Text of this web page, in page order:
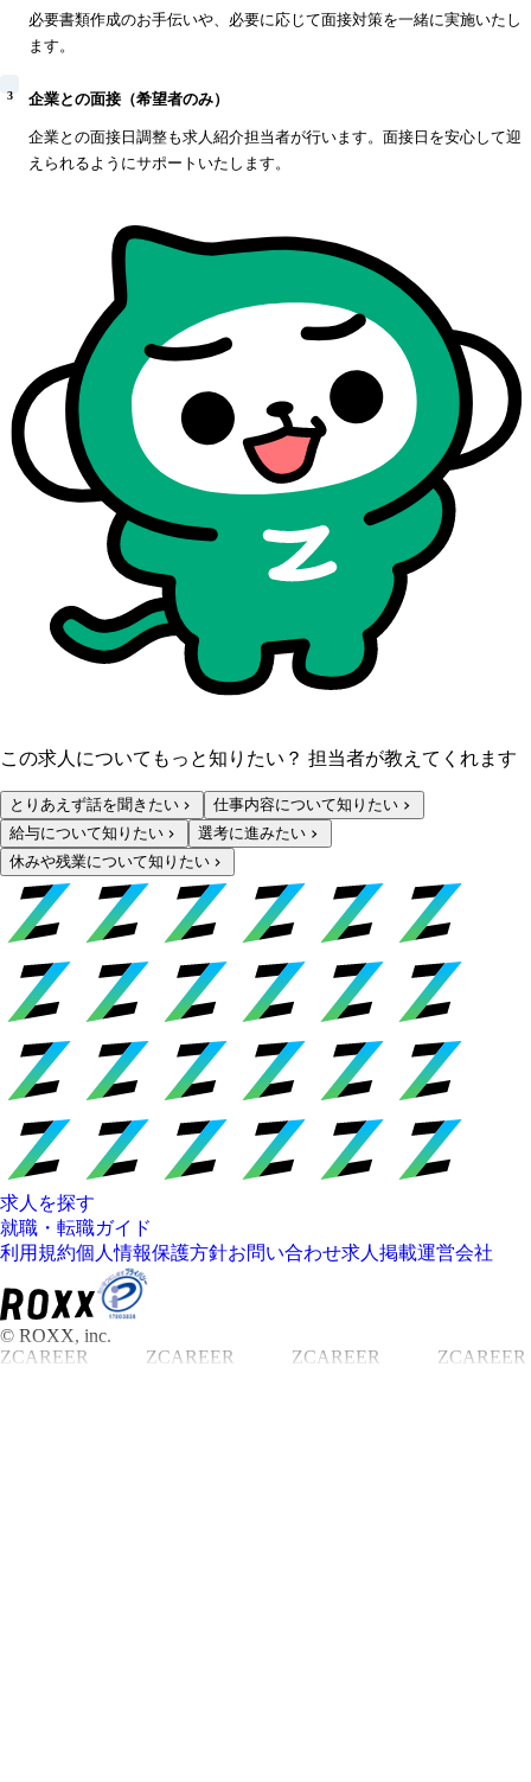
必要書類作成のお手伝いや、必要に応じて面接対策を一緒に実施いたし
ます。
3 企業との面接（希望者のみ）
企業との面接日調整も求人紹介担当者が行います。面接日を安心して迎
えられるようにサポートいたします。
この求人についてもっと知りたい？ 担当者が教えてくれます
とりあえず話を聞きたい
仕事内容について知りたい
給与について知りたい
選考に進みたい
休みや残業について知りたい
求人を探す
就職・転職ガイド
利用規約個人情報保護方針お問い合わせ求人掲載運営会社
© ROXX, inc.
ZCAREER
ZCAREER ZCAREER ZCAREER